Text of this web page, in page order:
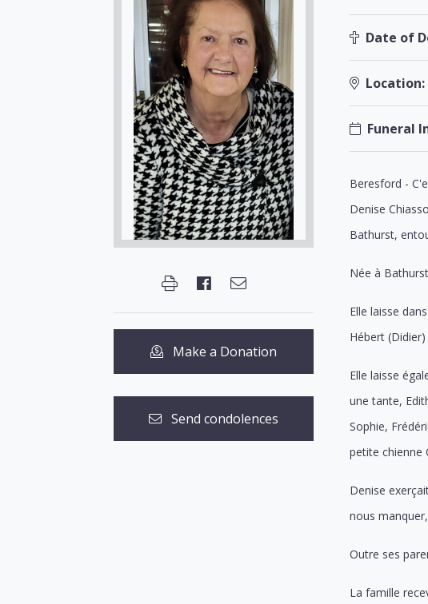
Make a Donation
Send condolences
Date of
Location:
Funeral
Beresford -
Denise
Bathurst,
Née à
Elle laisse
Hébert
Elle laisse
une tante,
Sophie,
petite chienne
Denise
nous
Outre ses
La famille